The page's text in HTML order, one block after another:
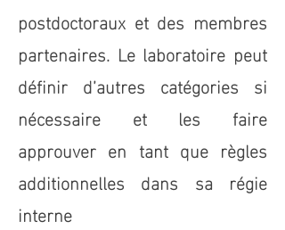
postdoctoraux et des membres
partenaires. Le laboratoire peut
définir d’autres catégories si
nécessaire et les faire
approuver en tant que règles
additionnelles dans sa régie
interne